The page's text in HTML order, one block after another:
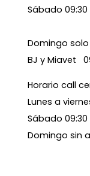
Sábado 09:30
Domingo
BJ y Miavet
Horario call
Lunes a
Sábado 09:30
Domingo sin